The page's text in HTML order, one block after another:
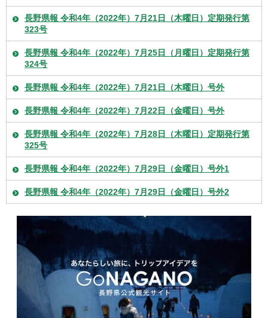
長野県報 令和4年（2022年）7月21日（木曜日）定期発行第
323号
長野県報 令和4年（2022年）7月25日（月曜日）定期発行第
324号
長野県報 令和4年（2022年）7月21日（木曜日）号外
長野県報 令和4年（2022年）7月22日（金曜日）号外
長野県報 令和4年（2022年）7月28日（木曜日）定期発行第
325号
長野県報 令和4年（2022年）7月29日（金曜日）号外1
長野県報 令和4年（2022年）7月29日（金曜日）号外2